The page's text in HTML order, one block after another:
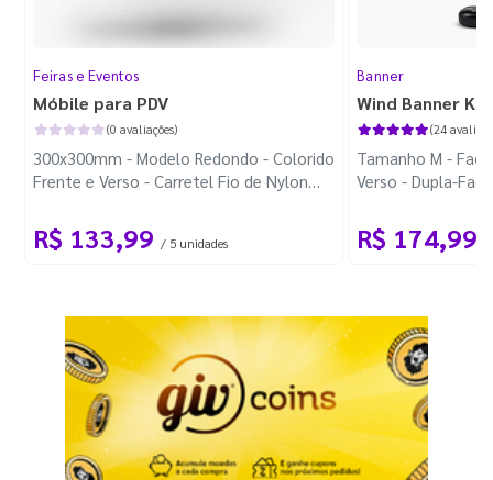
Feiras e Eventos
Móbile para PDV
(0 avaliações)
300x300mm - Modelo Redondo - Colorido
Frente e Verso - Carretel Fio de Nylon
R$ 133,99 / 5 unidades
Banner
Wind Banner
(24
Tamanho M -
Verso - Dupla-
R$ 174,99